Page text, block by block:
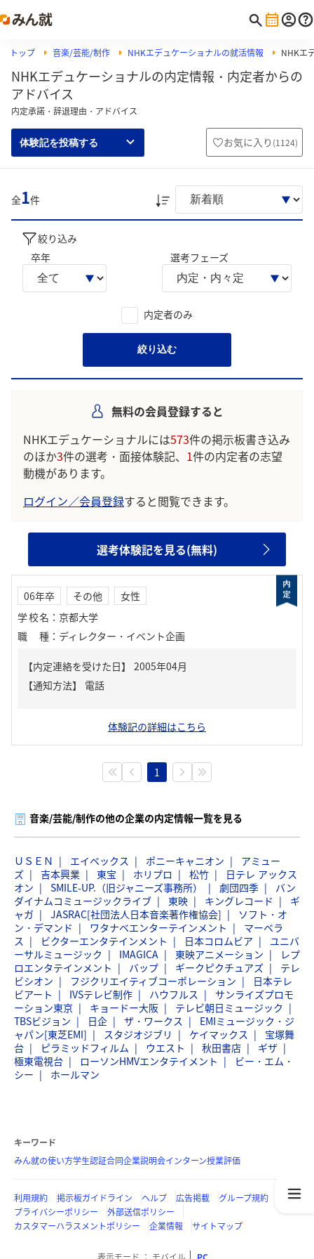
トップ 音楽/芸能/制作 NHKエデュケーショナルの就活情報 NHKエ
NHKエデュケーショナルの内定情報・内定者からの
アドバイス
内定承諾・辞退理由・アドバイス
体験記を投稿する お気に入り (1124)
全1件
絞り込み
卒年
選考フェーズ
内定者のみ
絞り込む
無料の会員登録すると
NHKエデュケーショナルには573件の掲示板書き込み
のほか3件の選考・面接体験記、 1件の内定者の志望
動機があります。
ログイン／会員登録すると閲覧できます。
選考体験記を見る(無料)
06年卒 その他
女性
学校名 ： 京都大学
職種 ： ディレクター・イベント企画
【内定連絡を受けた日】
2005年04月
【通知方法】
電話
体験記の詳細はこちら
1
音楽/芸能/制作の他の企業の内定情報一覧を見る
ＵＳＥＮ エイベックス ポニーキャニオン
アミュー
ズ
吉本興業 東宝 ホリプロ 松竹
日テレ アックス
オン
SMILE-UP.（旧ジャニーズ事務所） 劇団四季
バン
ダイナムコミュージックライブ
東映 キングレコード
ギ
ャガ
JASRAC[社団法人日本音楽著作権協会]
ソフト・オ
ン・デマンド
ワタナベエンターテインメント
マーベラ
ス
ビクターエンタテインメント 日本コロムビア
ユニバ
ーサルミュージック
IMAGICA 東映アニメーション
レプ
ロエンタテインメント
バップ ギークピクチュアズ
テレ
ビシオン
フジクリエイティブコーポレーション
日本テレ
ビアート
IVSテレビ制作 ハウフルス
サンライズプロモ
ーション東京
キョードー大阪
テレビ朝日ミュージック
TBSビジョン
日企 ザ・ワークス
EMIミュージック・ジ
ャパン[東芝EMI]
スタジオジブリ ケイマックス
宝塚舞
台
ピラミッドフィルム ウエスト 秋田書店
ギザ
極東電視台
ローソンHMVエンタテイメント
ビー・エム・
シー
ホールマン
キーワード
みん就の使い方学生認証合同企業説明会インターン授業評価
利用規約 掲示板ガイドライン ヘルプ 広告掲載
グループ規約
プライバシーポリシー
外部送信ポリシー
カスタマーハラスメントポリシー
企業情報 サイトマップ